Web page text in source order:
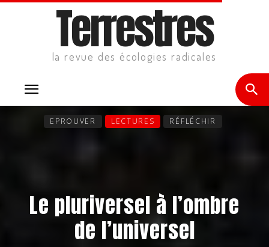
Terrestres
la revue des écologies radicales
EPROUVER LECTURES RÉFLÉCHIR
Le pluriversel à l’ombre
de l’universel